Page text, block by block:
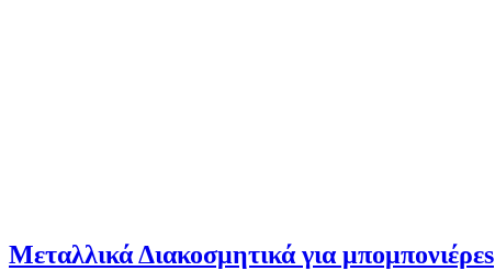
Μεταλλικά Διακοσμητικά για μπομπονιέρεs